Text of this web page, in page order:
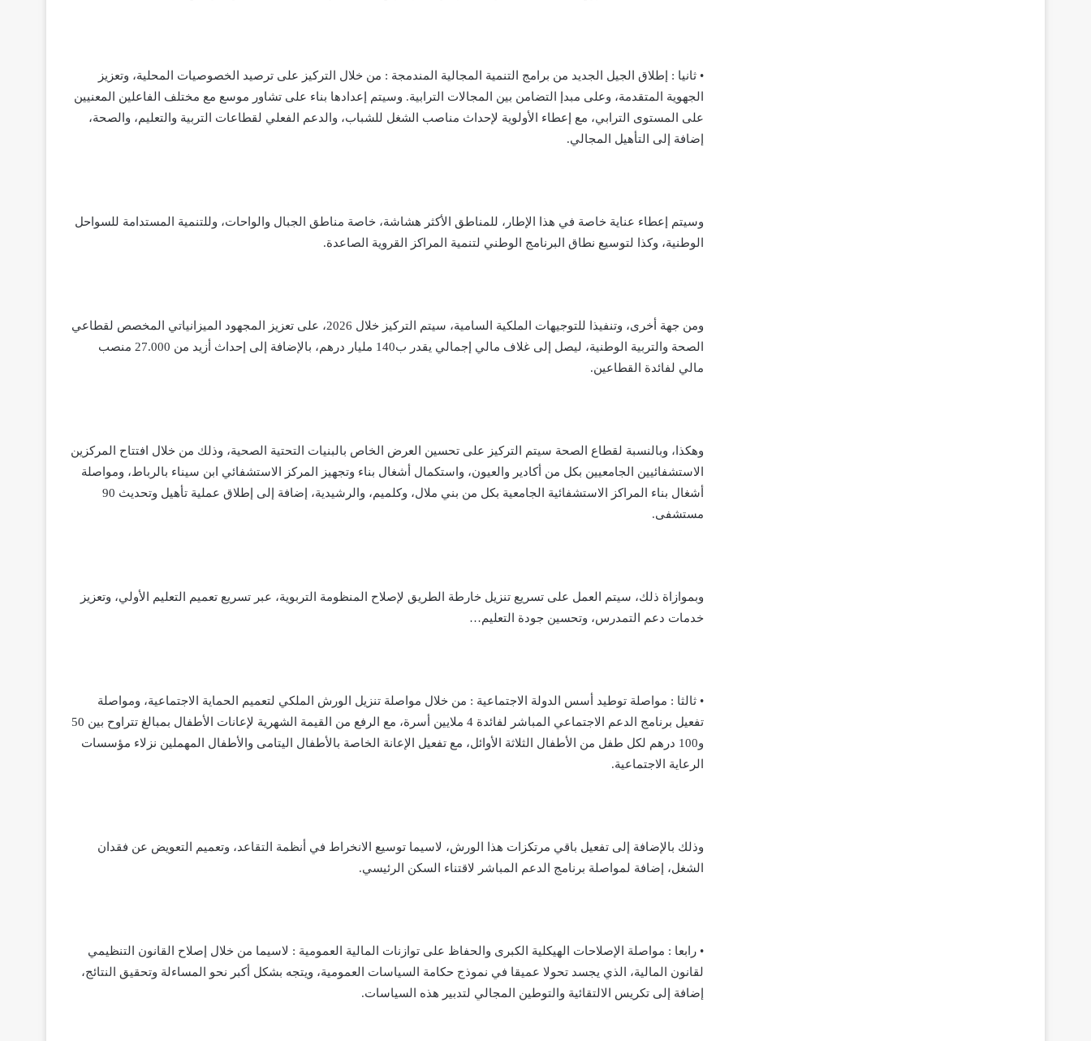
• ثانيا : إطلاق الجيل الجديد من برامج التنمية المجالية المندمجة : من خلال التركيز على ترصيد الخصوصيات المحلية، وتعزيز
الجهوية المتقدمة، وعلى مبدإ التضامن بين المجالات الترابية. وسيتم إعدادها بناء على تشاور موسع مع مختلف الفاعلين المعنيين
على المستوى الترابي، مع إعطاء الأولوية لإحداث مناصب الشغل للشباب، والدعم الفعلي لقطاعات التربية والتعليم، والصحة،
إضافة إلى التأهيل المجالي.
وسيتم إعطاء عناية خاصة في هذا الإطار، للمناطق الأكثر هشاشة، خاصة مناطق الجبال والواحات، وللتنمية المستدامة للسواحل
الوطنية، وكذا لتوسيع نطاق البرنامج الوطني لتنمية المراكز القروية الصاعدة.
ومن جهة أخرى، وتنفيذا للتوجيهات الملكية السامية، سيتم التركيز خلال 2026، على تعزيز المجهود الميزانياتي المخصص لقطاعي
الصحة والتربية الوطنية، ليصل إلى غلاف مالي إجمالي يقدر ب140 مليار درهم، بالإضافة إلى إحداث أزيد من 27.000 منصب
مالي لفائدة القطاعين.
وهكذا، وبالنسبة لقطاع الصحة سيتم التركيز على تحسين العرض الخاص بالبنيات التحتية الصحية، وذلك من خلال افتتاح المركزين
الاستشفائيين الجامعيين بكل من أكادير والعيون، واستكمال أشغال بناء وتجهيز المركز الاستشفائي ابن سيناء بالرباط، ومواصلة
أشغال بناء المراكز الاستشفائية الجامعية بكل من بني ملال، وكلميم، والرشيدية، إضافة إلى إطلاق عملية تأهيل وتحديث 90
مستشفى.
وبموازاة ذلك، سيتم العمل على تسريع تنزيل خارطة الطريق لإصلاح المنظومة التربوية، عبر تسريع تعميم التعليم الأولي، وتعزيز
خدمات دعم التمدرس، وتحسين جودة التعليم…
• ثالثا : مواصلة توطيد أسس الدولة الاجتماعية : من خلال مواصلة تنزيل الورش الملكي لتعميم الحماية الاجتماعية، ومواصلة
تفعيل برنامج الدعم الاجتماعي المباشر لفائدة 4 ملايين أسرة، مع الرفع من القيمة الشهرية لإعانات الأطفال بمبالغ تتراوح بين 50
و100 درهم لكل طفل من الأطفال الثلاثة الأوائل، مع تفعيل الإعانة الخاصة بالأطفال اليتامى والأطفال المهملين نزلاء مؤسسات
الرعاية الاجتماعية.
وذلك بالإضافة إلى تفعيل باقي مرتكزات هذا الورش، لاسيما توسيع الانخراط في أنظمة التقاعد، وتعميم التعويض عن فقدان
الشغل، إضافة لمواصلة برنامج الدعم المباشر لاقتناء السكن الرئيسي.
• رابعا : مواصلة الإصلاحات الهيكلية الكبرى والحفاظ على توازنات المالية العمومية : لاسيما من خلال إصلاح القانون التنظيمي
لقانون المالية، الذي يجسد تحولا عميقا في نموذج حكامة السياسات العمومية، ويتجه بشكل أكبر نحو المساءلة وتحقيق النتائج،
إضافة إلى تكريس الالتقائية والتوطين المجالي لتدبير هذه السياسات.